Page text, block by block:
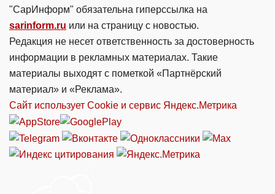
"СарИнформ" обязательна гиперссылка на
sarinform.ru или на страницу с новостью.
Редакция не несет ответственность за достоверность
информации в рекламных материалах. Такие
материалы выходят с пометкой «Партнёрский
материал» и «Реклама».
Сайт использует Cookie и сервиc Яндекс.Метрика